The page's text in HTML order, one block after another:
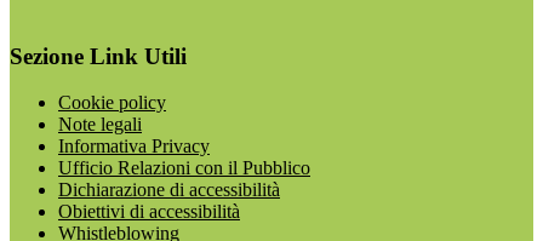
Sezione Link Utili
Cookie policy
Note legali
Informativa Privacy
Ufficio Relazioni con il Pubblico
Dichiarazione di accessibilità
Obiettivi di accessibilità
Whistleblowing